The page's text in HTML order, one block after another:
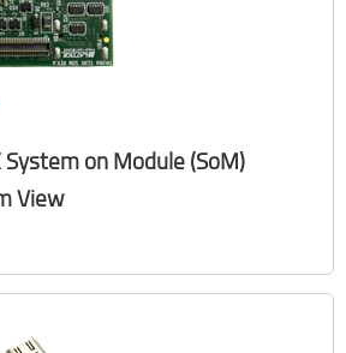
on Module (SoM)
View